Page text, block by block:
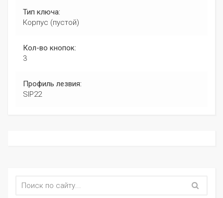
Тип ключа:
Корпус (пустой)
Кол-во кнопок:
3
Профиль лезвия:
SIP22